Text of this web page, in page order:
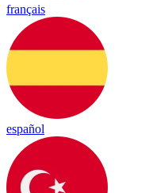
français
español